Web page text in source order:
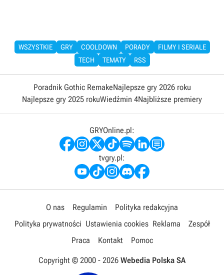
WSZYSTKIE GRY COOLDOWN PORADY
FILMY I SERIALE
TECH
TEMATY RSS
Poradnik Gothic RemakeNajlepsze gry 2026 roku
Najlepsze gry 2025 rokuWiedźmin 4Najbliższe premiery
GRYOnline.pl:
tvgry.pl:
O nas Regulamin
Polityka redakcyjna
Polityka prywatności Ustawienia cookies Reklama
Zespół
Praca
Kontakt Pomoc
Copyright © 2000 - 2026 Webedia Polska SA